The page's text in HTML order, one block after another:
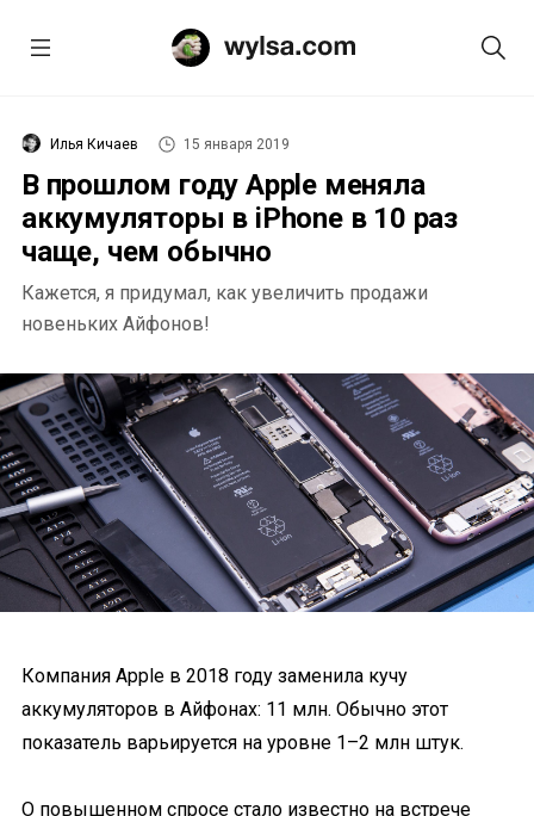
Илья Кичаев 15 января 2019
В прошлом году Apple меняла
аккумуляторы в iPhone в 10 раз
чаще, чем обычно
Кажется, я придумал, как увеличить продажи
новеньких Айфонов!
Компания Apple в 2018 году заменила кучу
аккумуляторов в Айфонах: 11 млн. Обычно этот
показатель варьируется на уровне 1–2 млн штук.
О повышенном спросе стало известно на встрече